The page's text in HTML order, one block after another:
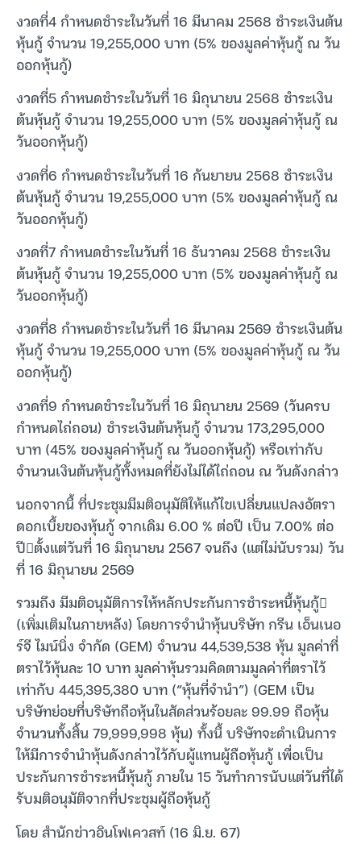
งวดที่4 กำหนดชำระในวันที่ 16 มีนาคม 2568 ชำระเงินต้น
หุ้นกู้ จำนวน 19,255,000 บาท (5% ของมูลค่าหุ้นกู้ ณ วัน
ออกหุ้นกู้)
งวดที่5 กำหนดชำระในวันที่ 16 มิถุนายน 2568 ชำระเงิน
ต้นหุ้นกู้ จำนวน 19,255,000 บาท (5% ของมูลค่าหุ้นกู้ ณ
วันออกหุ้นกู้)
งวดที่6 กำหนดชำระในวันที่ 16 กันยายน 2568 ชำระเงิน
ต้นหุ้นกู้ จำนวน 19,255,000 บาท (5% ของมูลค่าหุ้นกู้ ณ
วันออกหุ้นกู้)
งวดที่7 กำหนดชำระในวันที่ 16 ธันวาคม 2568 ชำระเงิน
ต้นหุ้นกู้ จำนวน 19,255,000 บาท (5% ของมูลค่าหุ้นกู้ ณ
วันออกหุ้นกู้)
งวดที่8 กำหนดชำระในวันที่ 16 มีนาคม 2569 ชำระเงินต้น
หุ้นกู้ จำนวน 19,255,000 บาท (5% ของมูลค่าหุ้นกู้ ณ วัน
ออกหุ้นกู้)
งวดที่9 กำหนดชำระในวันที่ 16 มิถุนายน 2569 (วันครบ
กำหนดไถ่ถอน) ชำระเงินต้นหุ้นกู้ จำนวน 173,295,000
บาท (45% ของมูลค่าหุ้นกู้ ณ วันออกหุ้นกู้) หรือเท่ากับ
จำนวนเงินต้นหุ้นกู้ทั้งหมดที่ยังไม่ได้ไถ่ถอน ณ วันดังกล่าว
นอกจากนี้ ที่ประชุมมีมติอนุมัติให้แก้ไขเปลี่ยนแปลงอัตรา
ดอกเบี้ยของหุ้นกู้ จากเดิม 6.00 % ต่อปี เป็น 7.00% ต่อ
ปีตั้งแต่วันที่ 16 มิถุนายน 2567 จนถึง (แต่ไม่นับรวม) วัน
ที่ 16 มิถุนายน 2569
รวมถึง มีมติอนุมัติการให้หลักประกันการชำระหนี้หุ้นกู้
(เพิ่มเติมในภายหลัง) โดยการจำนำหุ้นบริษัท กรีน เอ็นเนอ
ร์จี ไมน์นิ่ง จำกัด (GEM) จำนวน 44,539,538 หุ้น มูลค่าที่
ตราไว้หุ้นละ 10 บาท มูลค่าหุ้นรวมคิดตามมูลค่าที่ตราไว้
เท่ากับ 445,395,380 บาท (“หุ้นที่จำนำ”) (GEM เป็น
บริษัทย่อยที่บริษัทถือหุ้นในสัดส่วนร้อยละ 99.99 ถือหุ้น
จำนวนทั้งสิ้น 79,999,998 หุ้น) ทั้งนี้ บริษัทจะดำเนินการ
ให้มีการจำนำหุ้นดังกล่าวไว้กับผู้แทนผู้ถือหุ้นกู้ เพื่อเป็น
ประกันการชำระหนี้หุ้นกู้ ภายใน 15 วันทำการนับแต่วันที่ได้
รับมติอนุมัติจากที่ประชุมผู้ถือหุ้นกู้
โดย สำนักข่าวอินโฟเควสท์ (16 มิ.ย. 67)